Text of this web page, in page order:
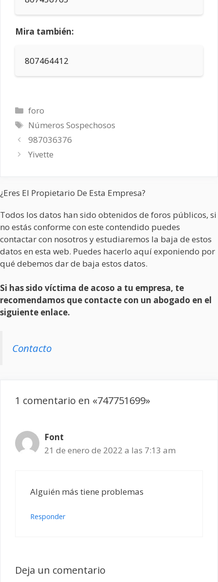
Mira también:
807464412
Categorías
foro
Etiquetas
Números Sospechosos
987036376
Yivette
¿Eres El Propietario De Esta Empresa?
Todos los datos han sido obtenidos de foros públicos, si
no estás conforme con este contendido puedes
contactar con nosotros y estudiaremos la baja de estos
datos en esta web. Puedes hacerlo aquí exponiendo por
qué debemos dar de baja estos datos.
Si has sido víctima de acoso a tu empresa, te
recomendamos que contacte con un abogado en el
siguiente enlace.
Contacto
1 comentario en «747751699»
Font
21 de enero de 2022 a las 7:13 am
Alguién más tiene problemas
Responder
Deja un comentario